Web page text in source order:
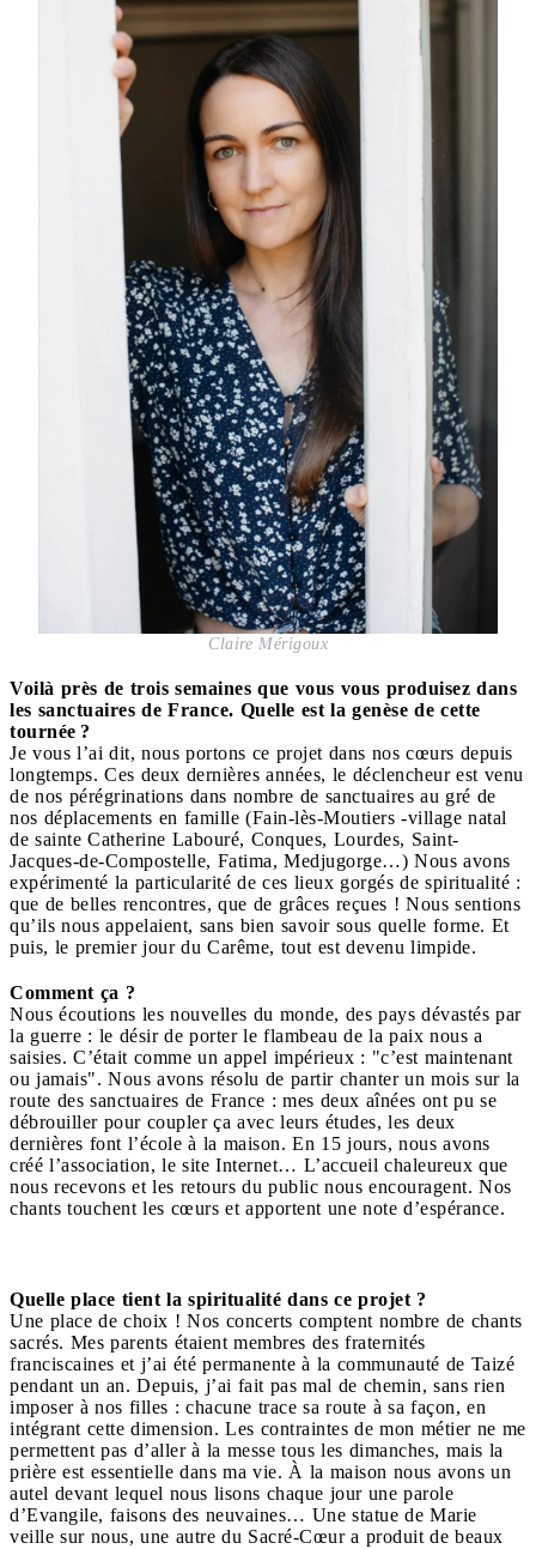
Claire Mérigoux
Voilà près de trois semaines que vous vous produisez dans
les sanctuaires de France. Quelle est la genèse de cette
tournée ?
Je vous l’ai dit, nous portons ce projet dans nos cœurs depuis
longtemps. Ces deux dernières années, le déclencheur est venu
de nos pérégrinations dans nombre de sanctuaires au gré de
nos déplacements en famille (Fain-lès-Moutiers -village natal
de sainte Catherine Labouré, Conques, Lourdes, Saint-
Jacques-de-Compostelle, Fatima, Medjugorge…) Nous avons
expérimenté la particularité de ces lieux gorgés de spiritualité :
que de belles rencontres, que de grâces reçues ! Nous sentions
qu’ils nous appelaient, sans bien savoir sous quelle forme. Et
puis, le premier jour du Carême, tout est devenu limpide.
Comment ça ?
Nous écoutions les nouvelles du monde, des pays dévastés par
la guerre : le désir de porter le flambeau de la paix nous a
saisies. C’était comme un appel impérieux : "c’est maintenant
ou jamais". Nous avons résolu de partir chanter un mois sur la
route des sanctuaires de France : mes deux aînées ont pu se
débrouiller pour coupler ça avec leurs études, les deux
dernières font l’école à la maison. En 15 jours, nous avons
créé l’association, le site Internet… L’accueil chaleureux que
nous recevons et les retours du public nous encouragent. Nos
chants touchent les cœurs et apportent une note d’espérance.
Quelle place tient la spiritualité dans ce projet ?
Une place de choix ! Nos concerts comptent nombre de chants
sacrés. Mes parents étaient membres des fraternités
franciscaines et j’ai été permanente à la communauté de Taizé
pendant un an. Depuis, j’ai fait pas mal de chemin, sans rien
imposer à nos filles : chacune trace sa route à sa façon, en
intégrant cette dimension. Les contraintes de mon métier ne me
permettent pas d’aller à la messe tous les dimanches, mais la
prière est essentielle dans ma vie. À la maison nous avons un
autel devant lequel nous lisons chaque jour une parole
d’Evangile, faisons des neuvaines… Une statue de Marie
veille sur nous, une autre du Sacré-Cœur a produit de beaux